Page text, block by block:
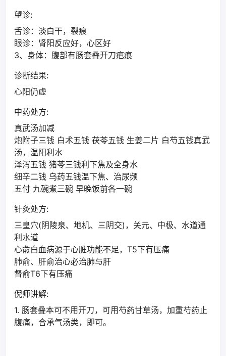
望诊:
舌诊：淡白干，裂痕
眼诊：肾阳反应好，心区好
3、身体：腹部有肠套叠开刀疤痕
诊断结果:
心阳仍虚
中药处方:
真武汤加减
炮附子三钱 白术五钱 茯苓五钱 生姜二片 白芍五钱真武
汤，温阳利水
泽泻五钱 猪苓三钱利下焦及全身水
细辛二钱 乌药五钱温下焦、治尿频
五付 九碗煮三碗 早晚饭前各一碗
针灸处方:
三皇穴(阴陵泉、地机、三阴交)，关元、中极、水道通
利水道
心兪白血病源于心脏功能不足，T5下有压痛
肺俞、肝俞治心必治肺与肝
督俞T6下有压痛
倪师讲解:
1. 肠套叠本可不用开刀，可用芍药甘草汤，加重芍药止
腹痛，合承气汤类，即可。